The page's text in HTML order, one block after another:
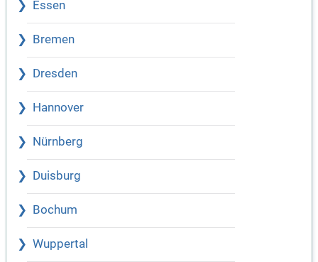
Essen
Bremen
Dresden
Hannover
Nürnberg
Duisburg
Bochum
Wuppertal